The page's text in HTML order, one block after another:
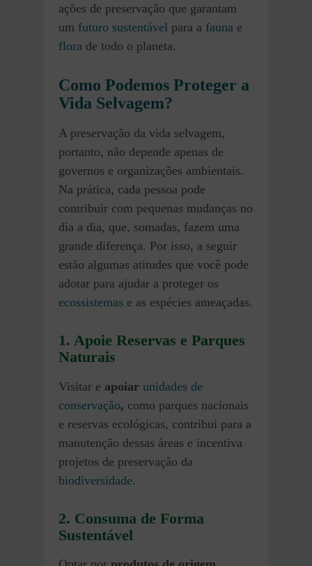
ações de preservação que garantam
um futuro sustentável para a fauna e
flora de todo o planeta.
Como Podemos Proteger a
Vida Selvagem?
A preservação da vida selvagem,
portanto, não depende apenas de
governos e organizações ambientais.
Na prática, cada pessoa pode
contribuir com pequenas mudanças no
dia a dia, que, somadas, fazem uma
grande diferença. Por isso, a seguir
estão algumas atitudes que você pode
adotar para ajudar a proteger os
ecossistemas e as espécies ameaçadas.
1. Apoie Reservas e Parques
Naturais
Visitar e apoiar unidades de
conservação, como parques nacionais
e reservas ecológicas, contribui para a
manutenção dessas áreas e incentiva
projetos de preservação da
biodiversidade.
2. Consuma de Forma
Sustentável